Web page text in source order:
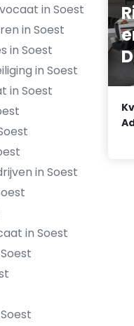
in Soest
in Soest
in Soest
in Soest
in Soest
in Soest
in Soest